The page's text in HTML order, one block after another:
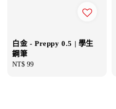
白金 - Preppy 0.5 | 學生
鋼筆
Regular
NT$ 99